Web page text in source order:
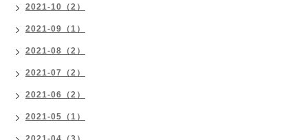
2021-10（2）
2021-09（1）
2021-08（2）
2021-07（2）
2021-06（2）
2021-05（1）